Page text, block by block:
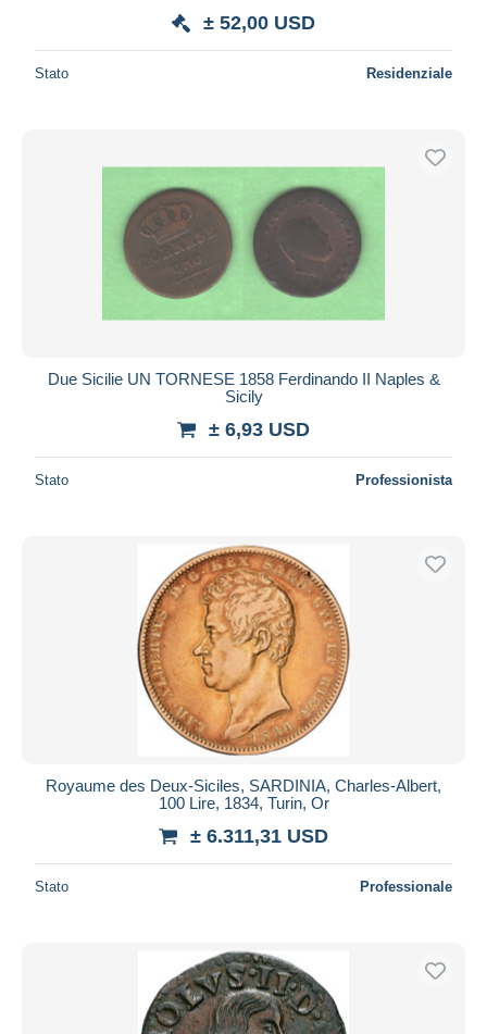
± 52,00 USD
Stato Residenziale
Due Sicilie UN TORNESE 1858 Ferdinando II Naples &
Sicily
± 6,93 USD
Stato Professionista
Royaume des Deux-Siciles, SARDINIA, Charles-Albert,
100 Lire, 1834, Turin, Or
± 6.311,31 USD
Stato Professionale